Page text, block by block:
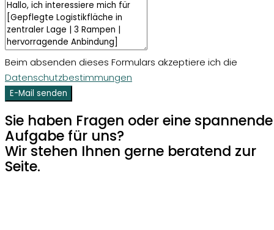
Beim absenden dieses Formulars akzeptiere ich die
Datenschutzbestimmungen
E-Mail senden
Sie haben Fragen oder eine spannende
Aufgabe für uns?
Wir stehen Ihnen gerne beratend zur
Seite.